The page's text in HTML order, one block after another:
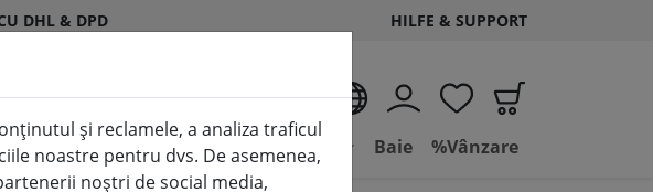
DHL & DPD HILFE & SUPPORT
RO
și alimentație Condiții de viață Baie %Vânzare
și reclamele, a analiza traficul
noastre pentru dvs. De asemenea,
noștri de social media,